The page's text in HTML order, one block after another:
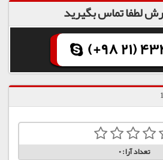
لطفا تماس بگیرید
(+98 21)
تعداد آرا:0